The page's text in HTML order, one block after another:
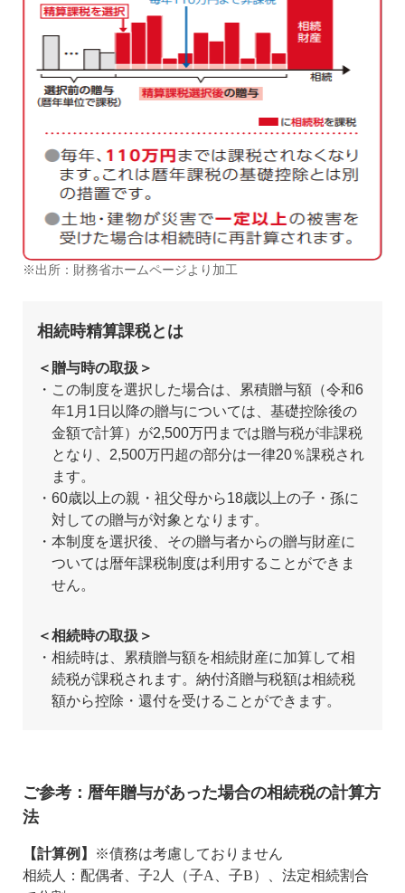
出所：財務省ホームページより加工
相続時精算課税とは
＜贈与時の取扱＞
この制度を選択した場合は、累積贈与額（令和6
年1月1日以降の贈与については、基礎控除後の
金額で計算）が2,500万円までは贈与税が非課税
となり、2,500万円超の部分は一律20％課税され
ます。
60歳以上の親・祖父母から18歳以上の子・孫に
対しての贈与が対象となります。
本制度を選択後、その贈与者からの贈与財産に
ついては暦年課税制度は利用することができま
せん。
＜相続時の取扱＞
相続時は、累積贈与額を相続財産に加算して相
続税が課税されます。納付済贈与税額は相続税
額から控除・還付を受けることができます。
ご参考：暦年贈与があった場合の相続税の計算方
法
【計算例】
※債務は考慮しておりません
相続人：配偶者、子2人（子A、子B）、法定相続割合